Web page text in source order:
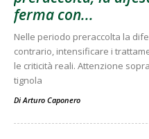
ferma con...
Nelle periodo preraccolta la
contrario, intensificare i
le criticità reali. Attenzione
tignola
DiArturo Caponero